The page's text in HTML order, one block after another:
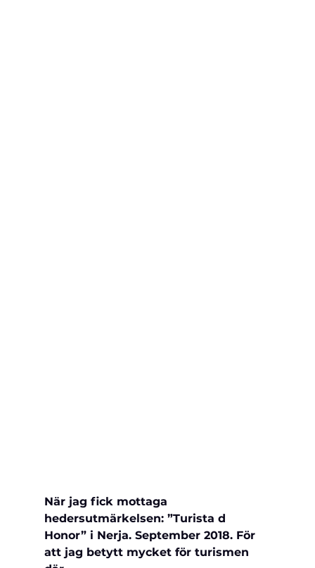
När jag fick mottaga
hedersutmärkelsen: ”Turista d
Honor” i Nerja. September 2018. För
att jag betytt mycket för turismen